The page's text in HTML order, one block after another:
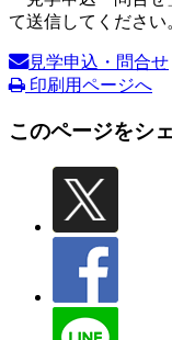
て送信してください
見学申込・問合せ
印刷用ページへ
このページをシ